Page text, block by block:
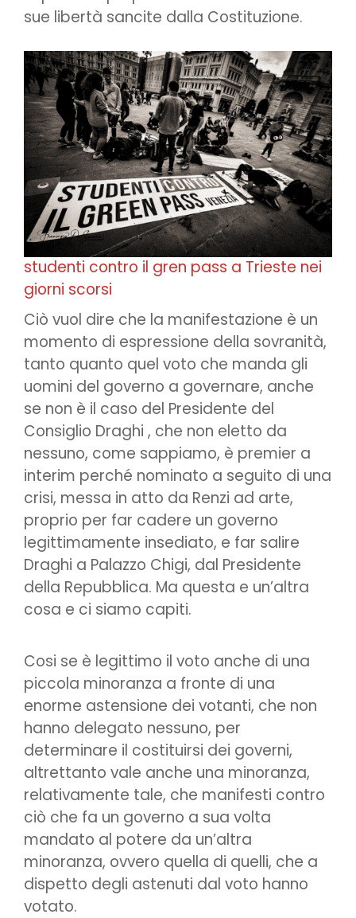
sue libertà sancite dalla Costituzione.
studenti contro il gren pass a Trieste nei
giorni scorsi
Ciò vuol dire che la manifestazione è un
momento di espressione della sovranità,
tanto quanto quel voto che manda gli
uomini del governo a governare, anche
se non è il caso del Presidente del
Consiglio Draghi , che non eletto da
nessuno, come sappiamo, è premier a
interim perché nominato a seguito di una
crisi, messa in atto da Renzi ad arte,
proprio per far cadere un governo
legittimamente insediato, e far salire
Draghi a Palazzo Chigi, dal Presidente
della Repubblica. Ma questa e un’altra
cosa e ci siamo capiti.
Cosi se è legittimo il voto anche di una
piccola minoranza a fronte di una
enorme astensione dei votanti, che non
hanno delegato nessuno, per
determinare il costituirsi dei governi,
altrettanto vale anche una minoranza,
relativamente tale, che manifesti contro
ciò che fa un governo a sua volta
mandato al potere da un’altra
minoranza, ovvero quella di quelli, che a
dispetto degli astenuti dal voto hanno
votato.